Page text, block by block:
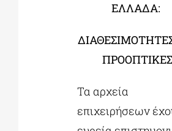
ΕΛΛΑΔΑ:
ΠΡΟΟΠΤΙΚΕΣ
Τα αρχεία
επιχειρήσεων